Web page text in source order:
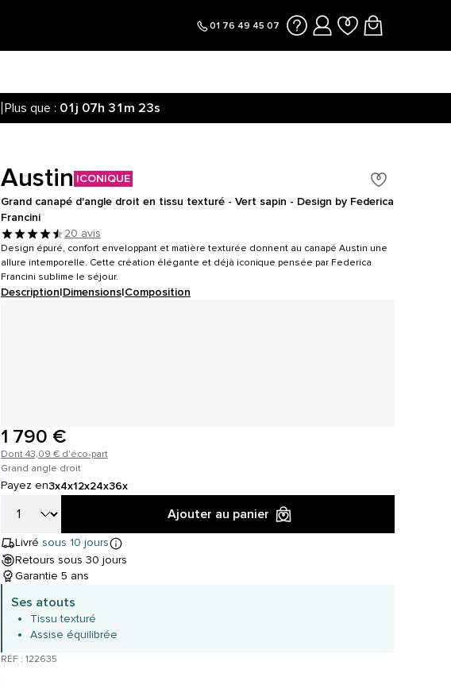
01 76 49 45 07
Plus que : 01j 07h 31m 22s
Austin ICONIQUE
Grand canapé d'angle droit en tissu texturé - Vert sapin - Design by Federica
Francini
20 avis
Design épuré, confort enveloppant et matière texturée donnent au canapé Austin une
allure intemporelle. Cette création élégante et déjà iconique pensée par Federica
Francini sublime le séjour.
Description|Dimensions|Composition
1 790 €
Dont 43,09 € d'éco-part
Grand angle droit
Payez en3x4x12x24x36x
Ajouter au panier
Livré sous 10 jours
Retours sous 30 jours
Garantie 5 ans
Ses atouts
Tissu texturé
Assise équilibrée
RÉF : 122635